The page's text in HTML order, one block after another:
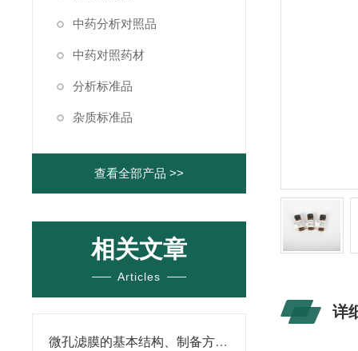
中药分析对照品
中药对照药材
分析标准品
杂质标准品
查看全部产品 >>
相关文章
Articles
微孔滤膜的基本结构、制备方法、性能特点以及应用领域
详